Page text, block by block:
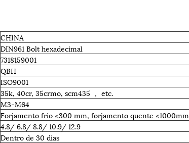
CHINA
DIN961 Bolt hexadecimal
7318159001
QBH
ISO9001
35k, 40cr, 35crmo, scm435 ， etc.
M3-M64
Forjamento frio ≤300 mm, forjamento quente ≤1000mm
4.8/ 6.8/ 8.8/ 10.9/ 12.9
Dentro de 30 dias